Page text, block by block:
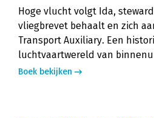
Hoge vlucht volgt Ida,
vliegbrevet behaalt en zich
Transport Auxiliary. Een
luchtvaartwereld van
Boek bekijken